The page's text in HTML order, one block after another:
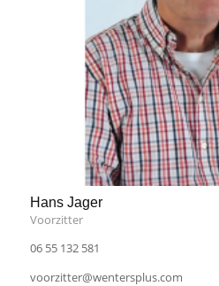
Hans Jager
Voorzitter
06 55 132 581
voorzitter@wentersplus.com